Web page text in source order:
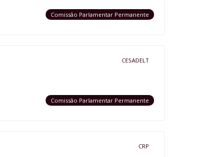
Comissão Parlamentar Permanente
CESADELT
Comissão Parlamentar Permanente
CRP